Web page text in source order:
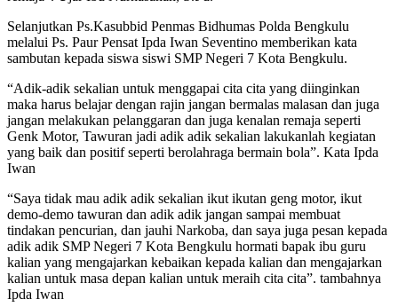
Selanjutkan Ps.Kasubbid Penmas Bidhumas Polda Bengkulu
melalui Ps. Paur Pensat Ipda Iwan Seventino memberikan kata
sambutan kepada siswa siswi SMP Negeri 7 Kota Bengkulu.
“Adik-adik sekalian untuk menggapai cita cita yang diinginkan
maka harus belajar dengan rajin jangan bermalas malasan dan juga
jangan melakukan pelanggaran dan juga kenalan remaja seperti
Genk Motor, Tawuran jadi adik adik sekalian lakukanlah kegiatan
yang baik dan positif seperti berolahraga bermain bola”. Kata Ipda
Iwan
“Saya tidak mau adik adik sekalian ikut ikutan geng motor, ikut
demo-demo tawuran dan adik adik jangan sampai membuat
tindakan pencurian, dan jauhi Narkoba, dan saya juga pesan kepada
adik adik SMP Negeri 7 Kota Bengkulu hormati bapak ibu guru
kalian yang mengajarkan kebaikan kepada kalian dan mengajarkan
kalian untuk masa depan kalian untuk meraih cita cita”. tambahnya
Ipda Iwan